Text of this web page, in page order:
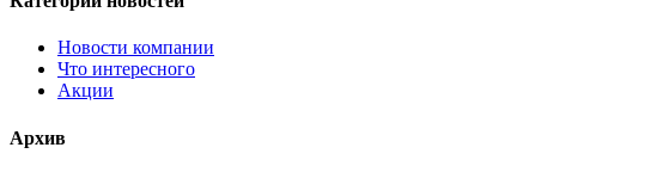
Новости компании
Что интересного
Акции
Архив